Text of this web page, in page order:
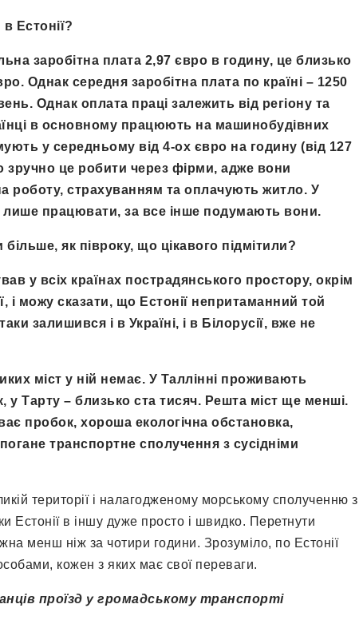
Естонії?
заробітна плата 2,97 євро в годину, це близько
Однак середня заробітна плата по країні – 1250
Однак оплата праці залежить від регіону та
в основному працюють на машинобудівних
у середньому від 4-ох євро на годину (від 127
зручно це робити через фірми, адже вони
роботу, страхуванням та оплачують житло. У
лише працювати, за все інше подумають вони.
як півроку, що цікавого підмітили?
у всіх країнах пострадянського простору, окрім
і можу сказати, що Естонії непритаманний той
залишився і в Україні, і в Білорусії, вже не
міст у ній немає. У Таллінні проживають
у Тарту – близько ста тисяч. Решта міст ще менші.
пробок, хороша екологічна обстановка,
транспортне сполучення з сусідніми
території і налагодженому морському сполученню з
Естонії в іншу дуже просто і швидко. Перетнути
менш ніж за чотири години. Зрозуміло, по Естонії
кожен з яких має свої переваги.
проїзд у громадському транспорті